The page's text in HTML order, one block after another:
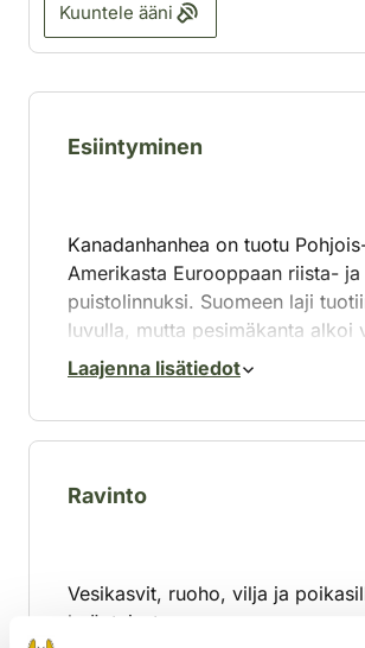
Kuuntele ääni
Esiintyminen
Kanadanhanhea on tuotu
Amerikasta ­Eurooppaan riista- ja
puistolinnuksi. Suomeen laji
luvulla, mutta pesimäkanta alkoi
vasta 1970- ja 1980-luvuilla.
runsastunut maassamme
nykyisin pesimäkanta kattaa
Suomen noin Pohjois-Karjalasta
myös saaristossa. Matalien
kanadanhanhiparvet ruokailevat
Laajenna lisätiedot
Ravinto
Vesikasvit, ruoho, vilja ja
hyönteiset.